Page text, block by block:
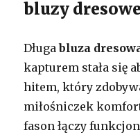
bluzy dresowe
Długabluza
kapturem stała się
hitem, który
miłośniczek
fason łączy